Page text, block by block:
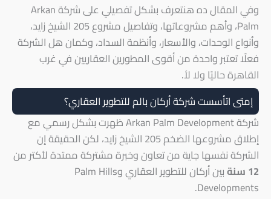
وفي المقال ده هنتعرف بشكل تفصيلي على شركة Arkan
Palm، وأهم مشروعاتها، وتفاصيل مشروع 205 الشيخ زايد،
وأنواع الوحدات، والأسعار، وأنظمة السداد، وكمان هل الشركة
فعلًا تعتبر واحدة من أقوى المطورين العقاريين في غرب
القاهرة حاليًا ولا لأ.
إمتى اتأسست شركة أركان بالم للتطوير العقاري؟
شركة Arkan Palm Development ظهرت بشكل رسمي مع
إطلاق مشروعها الضخم 205 الشيخ زايد، لكن الحقيقة إن
الشركة نفسها جاية من تعاون وخبرة مشتركة ممتدة لأكتر من
12 سنة
بين أركان للتطوير العقاري وPalm Hills
Developments.